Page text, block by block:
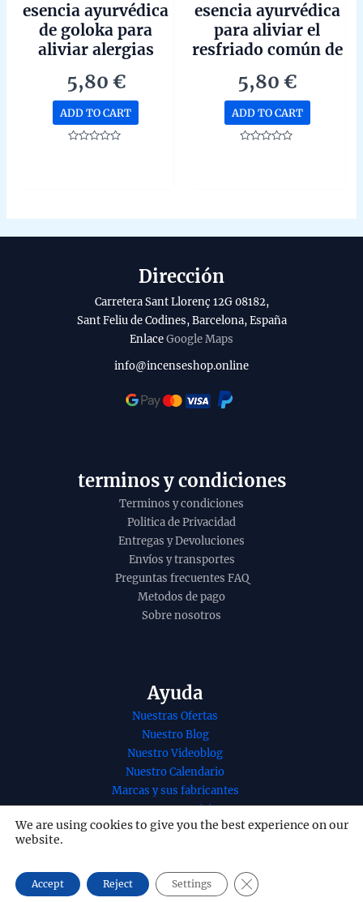
esencia ayurvédica
de goloka para
aliviar alergias
5,80 €
ADD TO CART
esencia ayurvédica
para aliviar el
resfriado común de
propiedades
medicinales de
10ml
5,80€
ADD TO CART
Dirección
Carretera Sant Llorenç 12G 08182,
Sant Feliu de Codines, Barcelona, España
EnlaceGoogle Maps
info@incenseshop.online
terminos y condiciones
Terminos y condiciones
Politica de Privacidad
Entregas y Devoluciones
Envíos y transportes
Preguntas frecuentes FAQ
Metodos de pago
Sobre nosotros
Ayuda
Nuestras Ofertas
Nuestro Blog
Nuestro Videoblog
Nuestro Calendario
Marcas y sus fabricantes
Nuestros Servicios
Nuestro contacto
We are using cookies to give you the best experience on our
website.
Accept Reject Settings CLOSE GDPR